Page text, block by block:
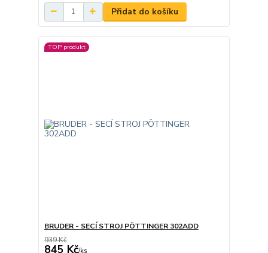
Přidat do košíku
TOP produkt
BRUDER - SECÍ STROJ PÖTTINGER 302ADD
939 Kč
845 Kč/ks